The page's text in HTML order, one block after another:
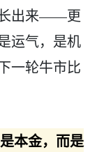
长出来——更
运气，是机
一轮牛市比
本金，而是